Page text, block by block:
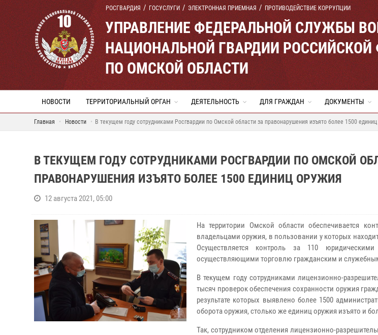
РОСГВАРДИЯ ГОСУСЛУГИ ЭЛЕКТРОННАЯ ПРИЕМНАЯ ПРОТИВОДЕЙСТВИЕ КОРРУПЦИИ
УПРАВЛЕНИЕ ФЕДЕРАЛЬНОЙ СЛУЖБЫ
НАЦИОНАЛЬНОЙ ГВАРДИИ РОССИЙСКОЙ
ПО ОМСКОЙ ОБЛАСТИ
НОВОСТИ ТЕРРИТОРИАЛЬНЫЙ ОРГАН ДЕЯТЕЛЬНОСТЬ ДЛЯ ГРАЖДАН ДОКУМЕНТЫ
Главная Новости В текущем году сотрудниками Росгвардии по Омской области за правонарушения изъято более 1500
В ТЕКУЩЕМ ГОДУ СОТРУДНИКАМИ РОСГВАРДИИ ПО ОМСКОЙ
ПРАВОНАРУШЕНИЯ ИЗЪЯТО БОЛЕЕ 1500 ЕДИНИЦ ОРУЖИЯ
12 августа 2021, 05:00
На территории Омской области обеспечивается
владельцами оружия, в пользовании у которых
Осуществляется контроль за 110
осуществляющими торговлю гражданским и
В текущем году сотрудниками лицензионно-
тысяч проверок обеспечения сохранности оружия
результате которых выявлено более 1500
оборота оружия, столько же единиц оружия изъято и
Так, сотрудником отделения лицензионно-